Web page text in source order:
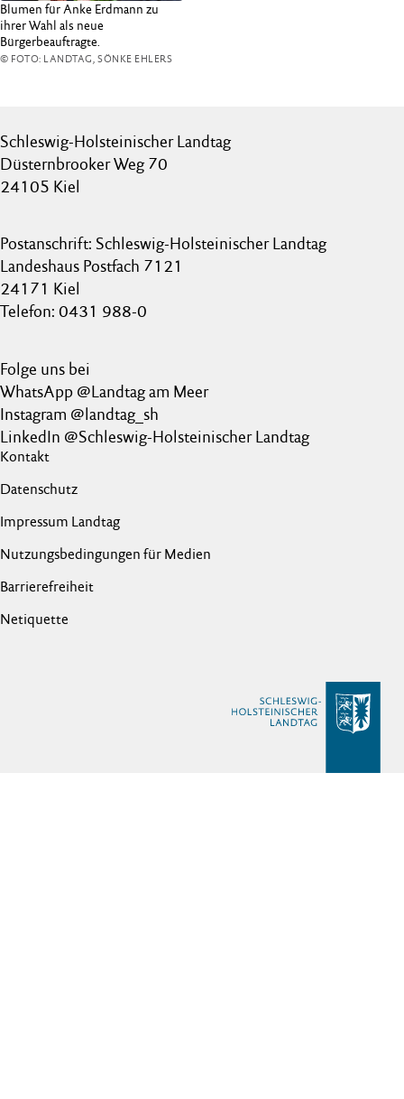
Blumen für Anke Erdmann zu
ihrer Wahl als neue
Bürgerbeauftragte.
© FOTO: LANDTAG, SÖNKE EHLERS
Schleswig-Holsteinischer Landtag
Düsternbrooker Weg 70
24105 Kiel
Postanschrift: Schleswig-Holsteinischer Landtag
Landeshaus Postfach 7121
24171 Kiel
Telefon: 0431 988-0
Folge uns bei
WhatsApp @Landtag am Meer
Instagram @landtag_sh
LinkedIn @Schleswig-Holsteinischer Landtag
Kontakt
Datenschutz
Impressum Landtag
Nutzungsbedingungen für Medien
Barrierefreiheit
Netiquette